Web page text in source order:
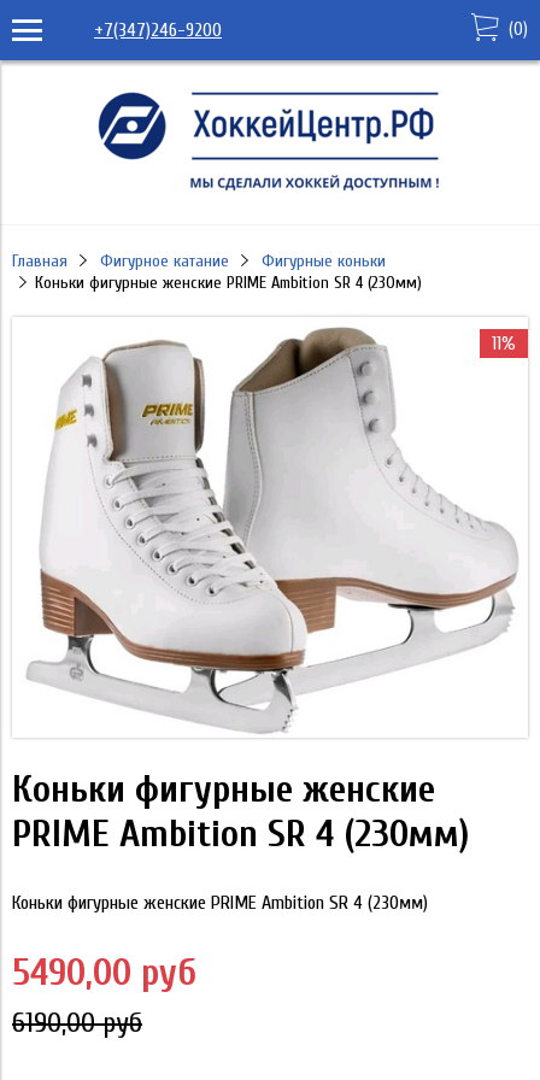
+7(347)246-9200 (0)
Главная Фигурное катание
Фигурные коньки
Коньки фигурные женские PRIME Ambition SR 4 (230мм)
11%
Коньки фигурные женские
PRIME Ambition SR 4 (230мм)
Коньки фигурные женские PRIME Ambition SR 4 (230мм)
5490,00 руб
6190,00 руб